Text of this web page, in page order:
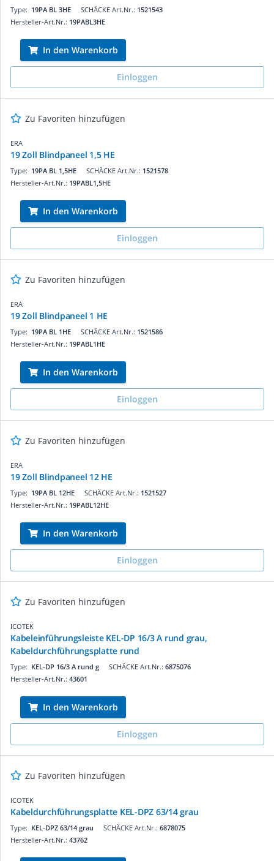
SCHÄCKE Art.Nr.: 1521543
Type: 19PA BL 3HE
Hersteller-Art.Nr.: 19PABL3HE
In den Warenkorb
Einloggen
Zu Favoriten hinzufügen
ERA
19 Zoll Blindpaneel 1,5 HE
SCHÄCKE Art.Nr.: 1521578
Type: 19PA BL 1,5HE
Hersteller-Art.Nr.: 19PABL1,5HE
In den Warenkorb
Einloggen
Zu Favoriten hinzufügen
ERA
19 Zoll Blindpaneel 1 HE
SCHÄCKE Art.Nr.: 1521586
Type: 19PA BL 1HE
Hersteller-Art.Nr.: 19PABL1HE
In den Warenkorb
Einloggen
Zu Favoriten hinzufügen
ERA
19 Zoll Blindpaneel 12 HE
SCHÄCKE Art.Nr.: 1521527
Type: 19PA BL 12HE
Hersteller-Art.Nr.: 19PABL12HE
In den Warenkorb
Einloggen
Zu Favoriten hinzufügen
ICOTEK
Kabeleinführungsleiste KEL-DP 16/3 A rund grau,
Kabeldurchführungsplatte rund
SCHÄCKE Art.Nr.: 6875076
Type: KEL-DP 16/3 A rund g
Hersteller-Art.Nr.: 43601
In den Warenkorb
Einloggen
Zu Favoriten hinzufügen
ICOTEK
Kabeldurchführungsplatte KEL-DPZ 63/14 grau
SCHÄCKE Art.Nr.: 6878075
Type: KEL-DPZ 63/14 grau
Hersteller-Art.Nr.: 43762